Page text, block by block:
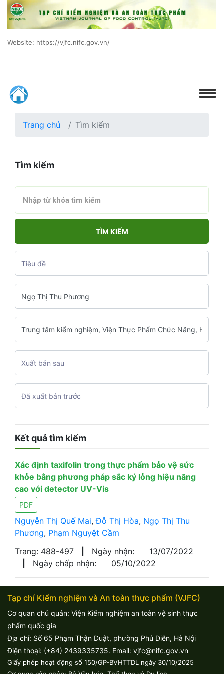
Website: https://vjfc.nifc.gov.vn/
Trang chủ Tìm kiếm
Tìm kiếm
TÌM KIẾM
Kết quả tìm kiếm
Xác định taxifolin trong thực phẩm bảo vệ sức
khỏe bằng phương pháp sắc ký lỏng hiệu năng
cao với detector UV-Vis
PDF
Nguyễn Thị Quế Mai,Đỗ Thị Hòa, Ngọ Thị Thu
Phương, Phạm Nguyệt Cầm
Trang: 488-497
Ngày nhận:
13/07/2022
Ngày chấp nhận: 05/10/2022
Tạp chí Kiểm nghiệm và An toàn thực phẩm (VJFC)
Cơ quan chủ quản: Viện Kiểm nghiệm an toàn vệ sinh thực
phẩm quốc gia
Địa chỉ: Số 65 Phạm Thận Duật, phường Phú Diễn, Hà Nội
Điện thoại: (+84) 2439335735. Email: vjfc@nifc.gov.vn
Giấy phép hoạt động số 150/GP-BVHTTDL ngày 30/10/2025